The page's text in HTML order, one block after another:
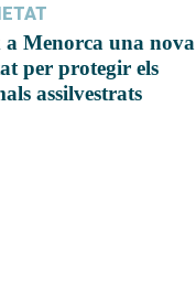
a Menorca una nova
per protegir els
assilvestrats